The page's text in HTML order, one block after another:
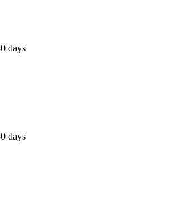
days
days